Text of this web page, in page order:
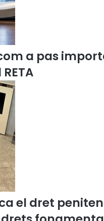
c
i
a
t
a
l
a
n
a
,
J
u
l
i
o
J
.
a pas
el dret